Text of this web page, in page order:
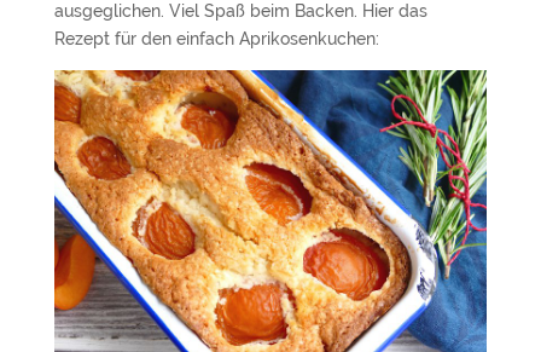
ausgeglichen. Viel Spaß beim Backen. Hier das
Rezept für den einfach Aprikosenkuchen: